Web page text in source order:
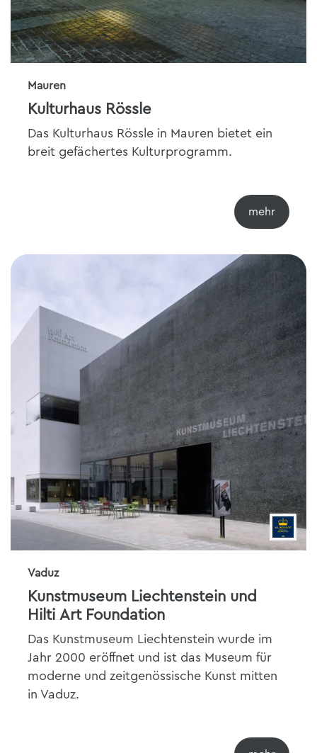
Mauren
Kulturhaus Rössle
Das Kulturhaus Rössle in Mauren bietet ein
breit gefächertes Kulturprogramm.
Vaduz
Kunstmuseum Liechtenstein und
Hilti Art Foundation
Das Kunstmuseum Liechtenstein wurde im
Jahr 2000 eröffnet und ist das Museum für
moderne und zeitgenössische Kunst mitten
in Vaduz.